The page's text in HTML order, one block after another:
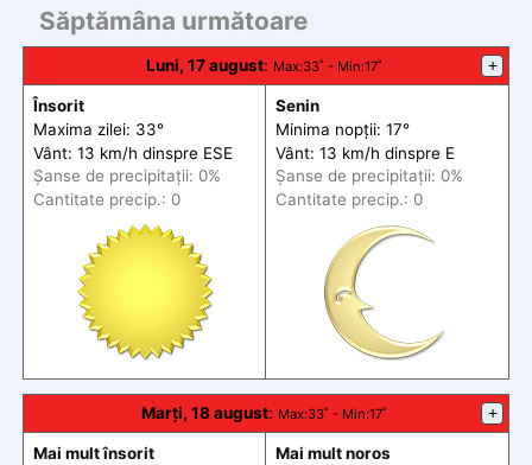
Săptămâna următoare
Luni, 17 august: Max:33˚ - Min:17˚ +
Însorit
Maxima zilei: 33°
Vânt: 13 km/h dinspre ESE
Șanse de precipitații: 0%
Cantitate precip.: 0
Senin
Minima nopții: 17°
Vânt: 13 km/h dinspre E
Șanse de precipitații: 0%
Cantitate precip.: 0
Marți, 18 august: Max:33˚ - Min:17˚ +
Mai mult însorit
Mai mult noros